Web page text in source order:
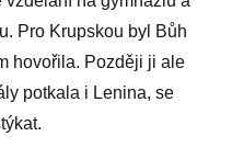
Pro Krupskou byl Bůh
hovořila. Později ji ale
potkala i Lenina, se